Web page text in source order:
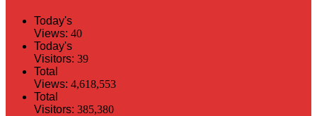
Today's
Views: 40
Today's
Visitors: 39
Total
Views: 4,618,553
Total
Visitors: 385,380